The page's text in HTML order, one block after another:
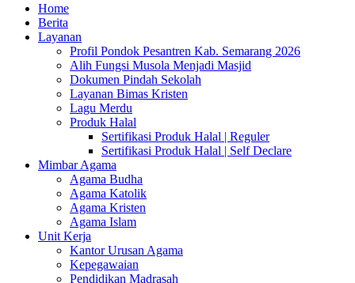
Home
Berita
Layanan
Profil Pondok Pesantren Kab. Semarang 2026
Alih Fungsi Musola Menjadi Masjid
Dokumen Pindah Sekolah
Layanan Bimas Kristen
Lagu Merdu
Produk Halal
Sertifikasi Produk Halal | Reguler
Sertifikasi Produk Halal | Self Declare
Mimbar Agama
Agama Budha
Agama Katolik
Agama Kristen
Agama Islam
Unit Kerja
Kantor Urusan Agama
Kepegawaian
Pendidikan Madrasah